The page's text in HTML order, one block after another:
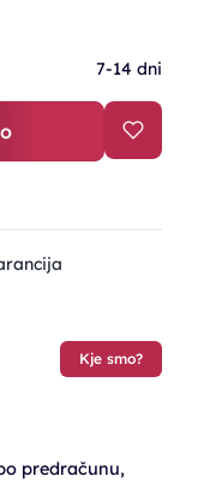
7-14 dni
Kje smo?
predračunu,